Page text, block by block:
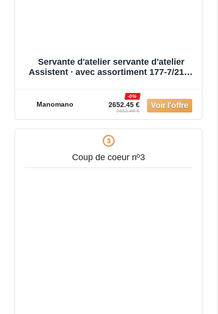
Servante d'atelier servante d'atelier
Assistent ∙ avec assortiment 177-7/217 ∙
Manomano 2652.45 €
-0%
2652.46 €
Coup de coeur nº3